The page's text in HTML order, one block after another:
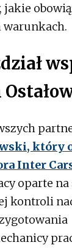
jakie
warunkach.
który
Inter
oparte na
kontroli